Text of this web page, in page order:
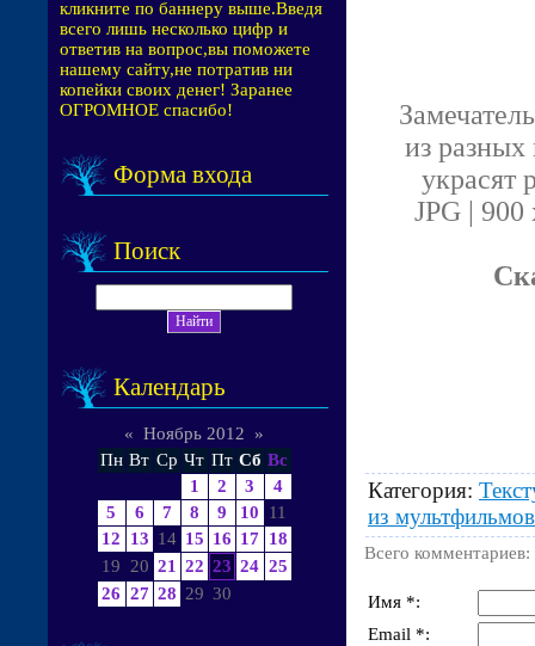
кликните по баннеру выше.Введя
всего лишь несколько цифр и
ответив на вопрос,вы поможете
нашему сайту,не потратив ни
копейки своих денег! Заранее
ОГРОМНОЕ спасибо!
Форма входа
Поиск
Календарь
« Ноябрь 2012
»
Пн Вт Ср Чт Пт Сб Вс
1
2 3
4
5
6 7 8 9 10
11
12
13 14 15 16 17 18
19
20 21 22 23 24 25
26 27 28 29 30
из
украсят
JPG |
Категория:
из мультфильмов
Всего комментариев:
Имя *:
Email *: